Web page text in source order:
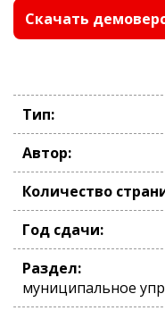
Скачать
Тип:
Автор:
Количество
Год сдачи:
Раздел:
муниципальное